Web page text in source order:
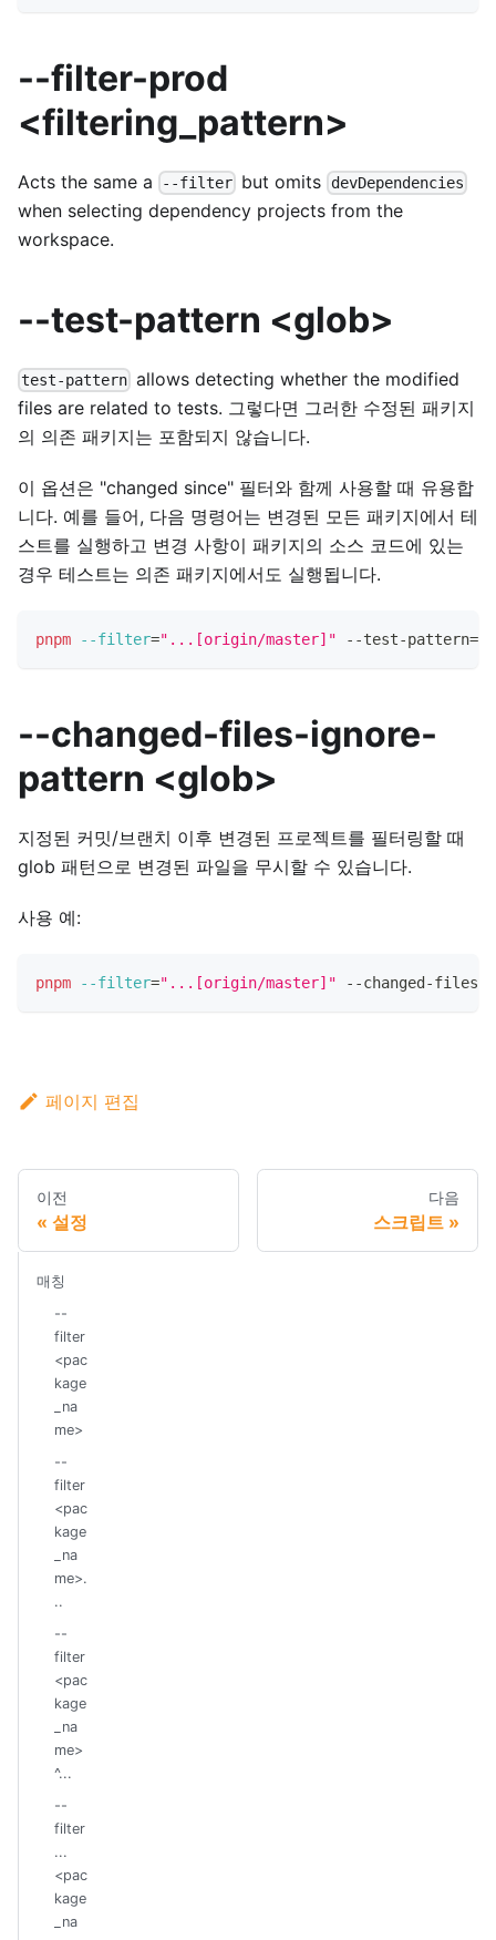
--filter-prod
<filtering_pattern>
Acts the same a --filter but omits devDependencies
when selecting dependency projects from the
workspace.
--test-pattern <glob>
test-pattern allows detecting whether the modified
files are related to tests. 그렇다면 그러한 수정된 패키지
의 의존 패키지는 포함되지 않습니다.
이 옵션은 "changed since" 필터와 함께 사용할 때 유용합
니다. 예를 들어, 다음 명령어는 변경된 모든 패키지에서 테
스트를 실행하고 변경 사항이 패키지의 소스 코드에 있는
경우 테스트는 의존 패키지에서도 실행됩니다.
pnpm --filter="...[origin/master]" --test-pattern=
--changed-files-ignore-
pattern <glob>
지정된 커밋/브랜치 이후 변경된 프로젝트를 필터링할 때
glob 패턴으로 변경된 파일을 무시할 수 있습니다.
사용 예:
pnpm --filter="...[origin/master]" --changed-files-
페이지 편집
이전
설정
다음
스크립트
매칭
--
filter
<pac
kage
_na
me>
--
filter
<pac
kage
_na
me>.
..
--
filter
<pac
kage
_na
me>
^...
--
filter
...
<pac
kage
_na